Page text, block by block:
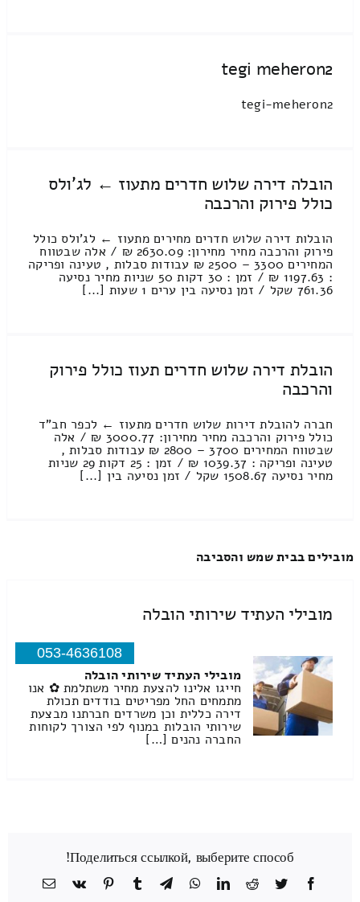
tegi meheron2
tegi-meheron2
הובלה דירה שלוש חדרים מתעוז ← לג'ולס
כולל פירוק והרכבה
הובלות דירה שלוש חדרים מחירים מתעוז ← לג'ולס כולל
פירוק והרכבה מחיר מחירון: 2630.09 ₪ / אלה שבטווח
המחירים 3300 – 2500 ₪ עבודות סבלות , טעינה ופריקה
: 1197.63 ₪ / זמן : 30 דקות 50 שניות מחיר נסיעה
761.36 שקל / זמן נסיעה בין ערים 1 שעות [...]
הובלת דירה שלוש חדרים תעוז כולל פירוק
והרכבה
חברה להובלת דירות שלוש חדרים מתעוז ← לכפר חב"ד
כולל פירוק והרכבה מחיר מחירון: 3000.77 ₪ / אלה
שבטווח המחירים 3700 – 2800 ₪ עבודות סבלות ,
טעינה ופריקה : 1039.37 ₪ / זמן : 25 דקות 29 שניות
מחיר נסיעה 1508.67 שקל / זמן נסיעה בין [...]
מובילים בבית שמש והסביבה
מובילי העתיד שירותי הובלה
053-4636108
מובילי העתיד שירותי הובלה
חייגו אלינו להצעת מחיר משתלמת ✿ אנו
מתמחים החל מפריטים בודדים תכולת
דירה כללית וכן משרדים חברתנו מבצעת
שירותי הובלות במנוף לפי הצורך לקוחות
החברה נהנים […]
Поделиться ссылкой, выберите способ!
Facebook
Twitter
Reddit
LinkedIn
WhatsApp
Telegram
Tumblr
Pinterest
Vk
כתובת